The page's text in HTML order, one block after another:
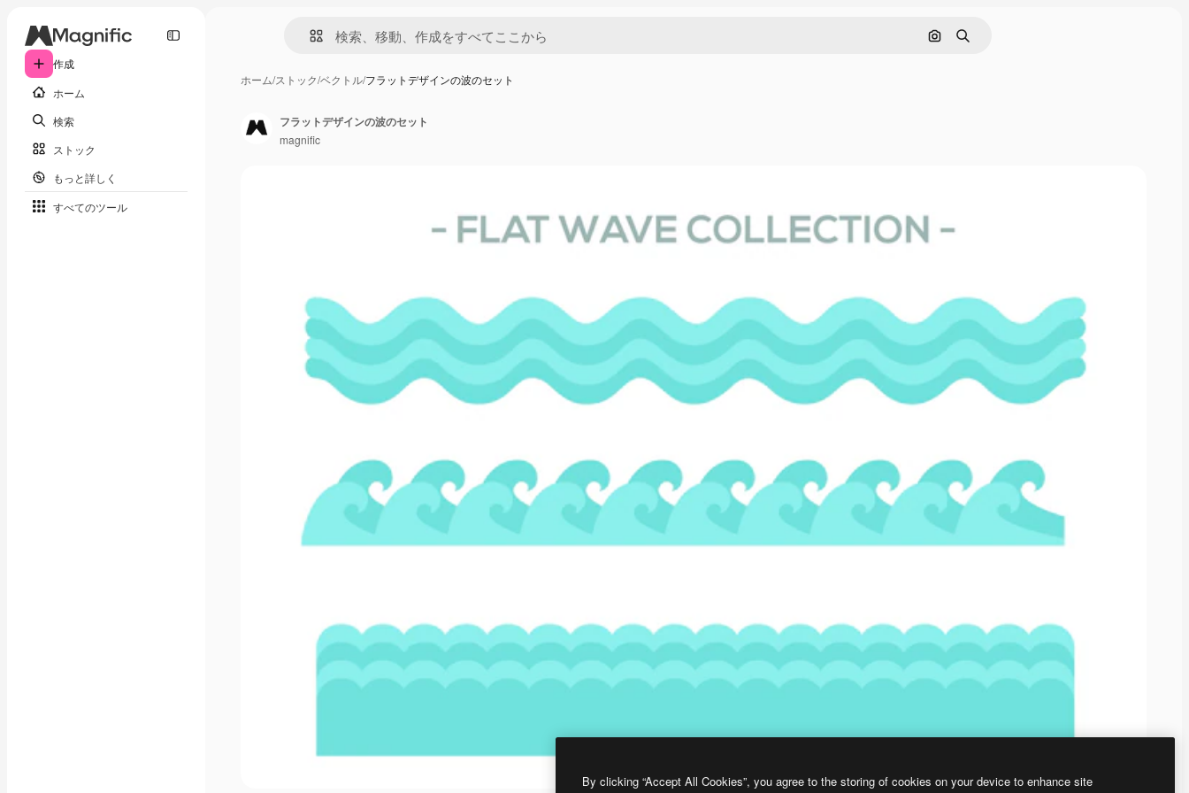
作成
ホーム
検索
ストック
もっと詳しく
すべてのツール
画像で検索
検索
ホーム/ストック/ベクトル/フラットデザインの波のセット
フラットデザインの波のセット
magnific
By clicking “Accept All Cookies”, you agree to the storing of cookies on your device to enhance site